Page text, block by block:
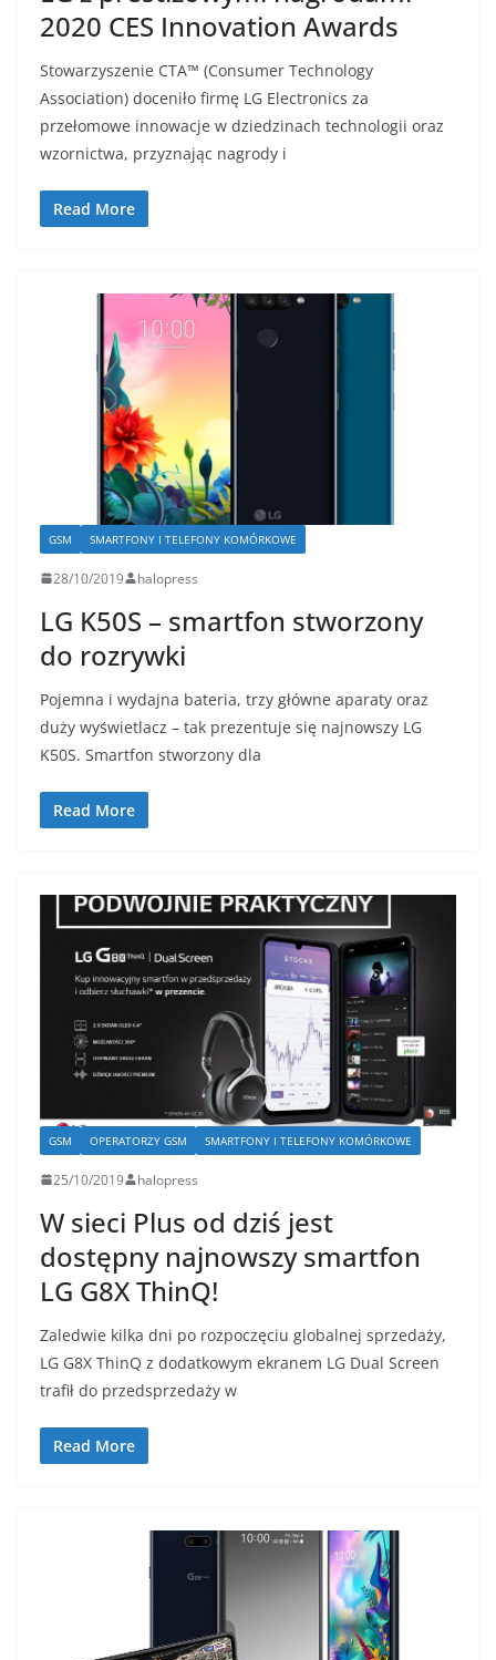
2020 CES Innovation Awards
Stowarzyszenie CTA™ (Consumer Technology
Association) doceniło firmę LG Electronics za
przełomowe innowacje w dziedzinach technologii oraz
wzornictwa, przyznając nagrody i
Read More
GSM SMARTFONY I TELEFONY KOMÓRKOWE
28/10/2019 halopress
LG K50S – smartfon stworzony
do rozrywki
Pojemna i wydajna bateria, trzy główne aparaty oraz
duży wyświetlacz – tak prezentuje się najnowszy LG
K50S. Smartfon stworzony dla
Read More
GSM OPERATORZY GSM SMARTFONY I TELEFONY KOMÓRKOWE
25/10/2019 halopress
W sieci Plus od dziś jest
dostępny najnowszy smartfon
LG G8X ThinQ!
Zaledwie kilka dni po rozpoczęciu globalnej sprzedaży,
LG G8X ThinQ z dodatkowym ekranem LG Dual Screen
trafił do przedsprzedaży w
Read More